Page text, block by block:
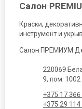
Салон
Краски,
инструмент и
Салон ПРЕМИУМ
220069
9, пом. 1002
+375 17 366
+375 29 114